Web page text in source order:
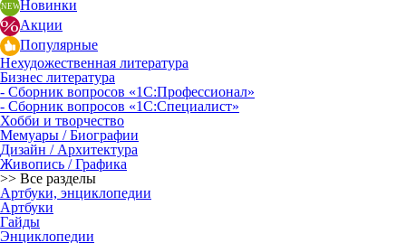
Новинки
Акции
Популярные
Нехудожественная литература
Бизнес литература
- Сборник вопросов «1С:Профессионал»
- Сборник вопросов «1С:Специалист»
Хобби и творчество
Мемуары / Биографии
Дизайн / Архитектура
Живопись / Графика
>> Все разделы
Артбуки, энциклопедии
Артбуки
Гайды
Энциклопедии